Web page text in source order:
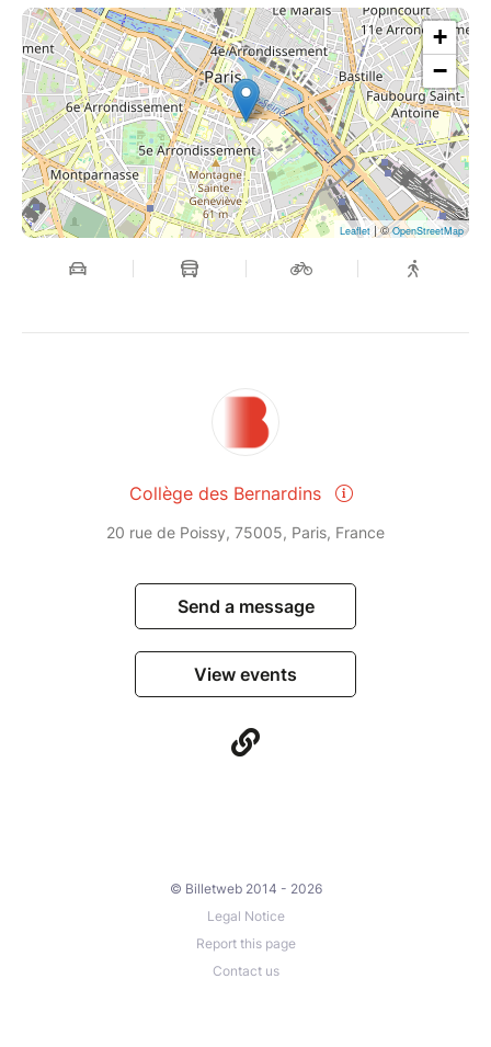
+
−
Leaflet | ©OpenStreetMap
Collège des Bernardins
20 rue de Poissy, 75005, Paris, France
Send a message
View events
© Billetweb 2014 - 2026
Legal Notice
Report this page
Contact us